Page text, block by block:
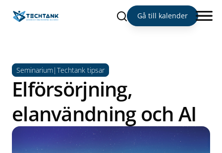
Sök Gå till kalender
Seminarium|Techtank tipsar
Elförsörjning,
elanvändning och AI